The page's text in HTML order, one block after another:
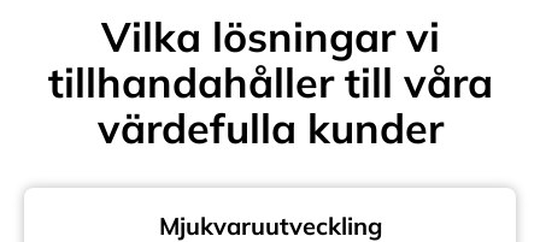
Vilka lösningar vi
tillhandahåller till våra
värdefulla kunder
Mjukvaruutveckling